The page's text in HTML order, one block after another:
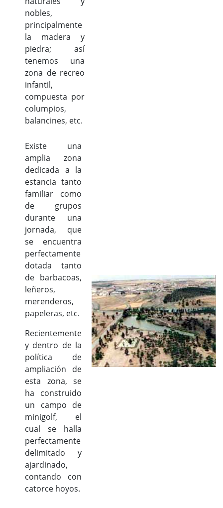
nobles,
principalmente
la madera y
piedra; así
tenemos una
zona de recreo
infantil,
compuesta por
columpios,
balancines, etc.
Existe una
amplia zona
dedicada a la
estancia tanto
familiar como
de grupos
durante una
jornada, que
se encuentra
perfectamente
dotada tanto
de barbacoas,
leñeros,
merenderos,
papeleras, etc.
Recientemente
y dentro de la
política de
ampliación de
esta zona, se
ha construido
un campo de
minigolf, el
cual se halla
perfectamente
delimitado y
ajardinado,
contando con
catorce hoyos.